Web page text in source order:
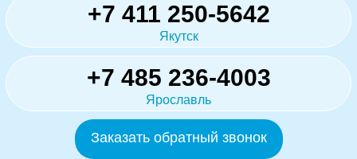
+7 411 250-5642
Якутск
+7 485 236-4003
Ярославль
Заказать обратный звонок